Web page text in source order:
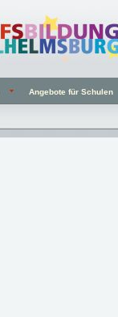
Angebote für Schulen